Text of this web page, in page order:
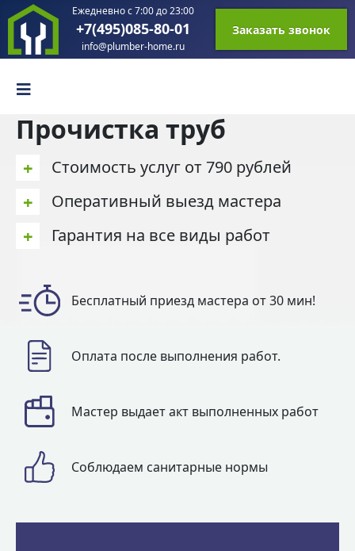
Ежедневно с 7:00 до 23:00
+7(495)085-80-01
info@plumber-home.ru
Заказать звонок
Прочистка труб
+ Стоимость услуг от 790 рублей
+ Оперативный выезд мастера
+ Гарантия на все виды работ
Бесплатный приезд мастера от 30 мин!
Оплата после выполнения работ.
Мастер выдает акт выполненных работ
Соблюдаем санитарные нормы